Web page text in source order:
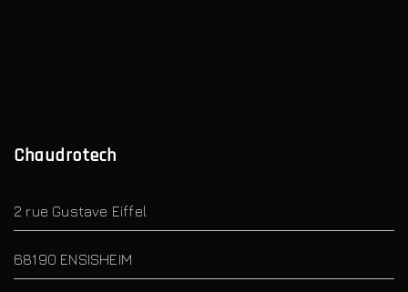
Chaudrotech
2 rue Gustave Eiffel
68190 ENSISHEIM